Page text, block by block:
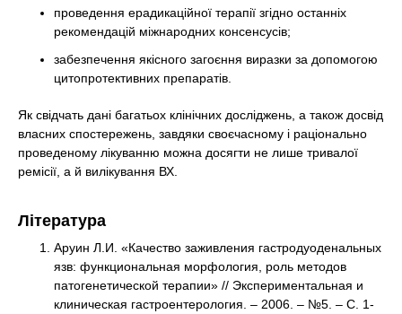
проведення ерадикаційної терапії згідно останніх
рекомендацій міжнародних консенсусів;
забезпечення якісного загоєння виразки за допомогою
цитопротективних препаратів.
Як свідчать дані багатьох клінічних досліджень, а також досвід
власних спостережень, завдяки своєчасному і раціонально
проведеному лікуванню можна досягти не лише тривалої
ремісії, а й вилікування ВХ.
Література
Аруин Л.И. «Качество заживления гастродуоденальных
язв: функциональная морфология, роль методов
патогенетической терапии» // Экспериментальная и
клиническая гастроентерология. – 2006. – №5. – С. 1-